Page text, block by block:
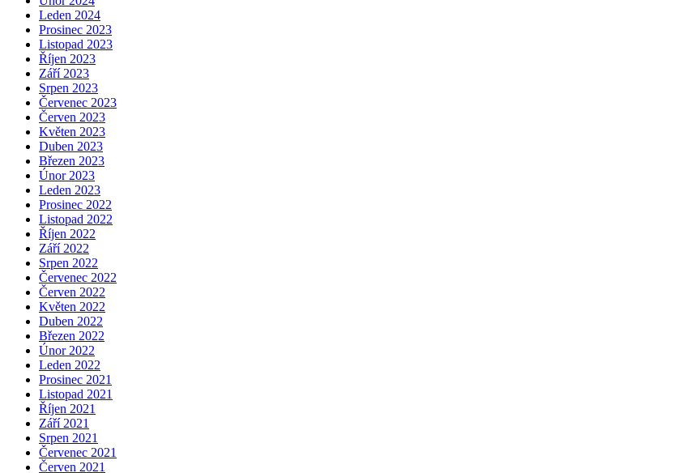
Leden 2024
Prosinec 2023
Listopad 2023
Říjen 2023
Září 2023
Srpen 2023
Červenec 2023
Červen 2023
Květen 2023
Duben 2023
Březen 2023
Únor 2023
Leden 2023
Prosinec 2022
Listopad 2022
Říjen 2022
Září 2022
Srpen 2022
Červenec 2022
Červen 2022
Květen 2022
Duben 2022
Březen 2022
Únor 2022
Leden 2022
Prosinec 2021
Listopad 2021
Říjen 2021
Září 2021
Srpen 2021
Červenec 2021
Červen 2021